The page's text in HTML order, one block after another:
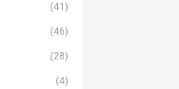
(41)
(46)
(28)
(4)